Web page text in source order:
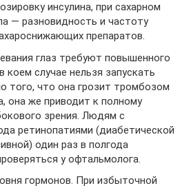
инсулина, при сахарном
— разновидность и частоту
препаратов.
глаз требуют повышенного
коем случае нельзя запускать
того, что она грозит тромбозом
она же приводит к полному
зрения. Людям с
ретинопатиями (диабетической
один раз в полгода
у офтальмолога.
гормонов. При избыточной